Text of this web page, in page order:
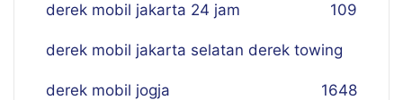
derek mobil jakarta 24 jam 109
derek mobil jakarta selatan derek towing
48
derek mobil jogja 16